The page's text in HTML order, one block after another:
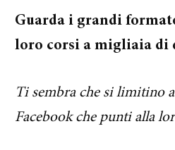
Guarda i grandi
loro corsi a migliaia di
Ti sembra che si limitino
Facebook che punti alla